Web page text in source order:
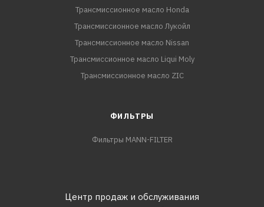
Трансмиссионное масло Honda
Трансмиссионное масло Лукойл
Трансмиссионное масло Nissan
Трансмиссионное масло Liqui Moly
Трансмиссионное масло ZIC
ФИЛЬТРЫ
Фильтры MANN-FILTER
Центр продаж и обслуживания